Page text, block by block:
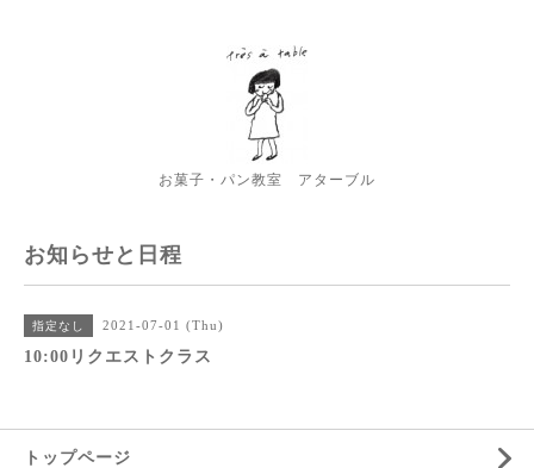
お菓子・パン教室 アターブル
お知らせと日程
指定なし 2021-07-01 (Thu)
10:00リクエストクラス
トップページ